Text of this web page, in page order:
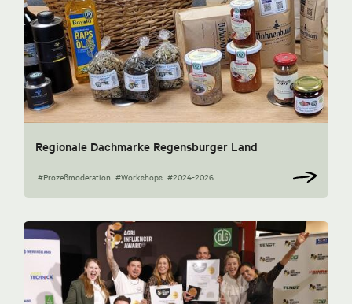
Regionale Dachmarke Regensburger Land
#Prozeßmoderation #Workshops #2024-2026